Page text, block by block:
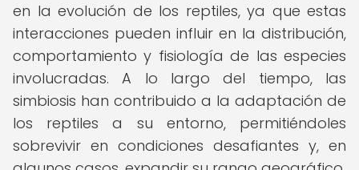
en la evolución de los reptiles, ya que estas
interacciones pueden influir en la distribución,
comportamiento y fisiología de las especies
involucradas. A lo largo del tiempo, las
simbiosis han contribuido a la adaptación de
los reptiles a su entorno, permitiéndoles
sobrevivir en condiciones desafiantes y, en